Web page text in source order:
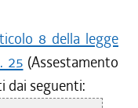
8 della legge
25 (Assestamento
dai seguenti: